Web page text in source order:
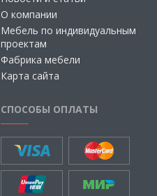
О компании
Мебель по индивидуальным
проектам
Фабрика мебели
Карта сайта
СПОСОБЫ ОПЛАТЫ